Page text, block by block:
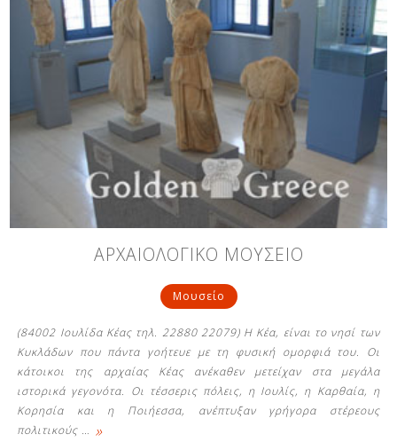
ΑΡΧΑΙΟΛΟΓΙΚΟ ΜΟΥΣΕΙΟ
Μουσείο
(84002 Ιουλίδα Κέας τηλ. 22880 22079) Η Κέα, είναι το νησί των
Κυκλάδων που πάντα γοήτευε με τη φυσική ομορφιά του. Οι
κάτοικοι της αρχαίας Κέας ανέκαθεν μετείχαν στα μεγάλα
ιστορικά γεγονότα. Οι τέσσερις πόλεις, η Ιουλίς, η Καρθαία, η
Κορησία και η Ποιήεσσα, ανέπτυξαν γρήγορα στέρεους
πολιτικούς … »